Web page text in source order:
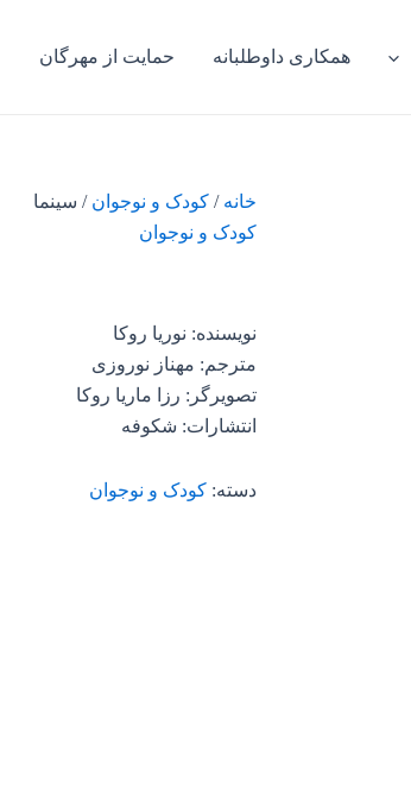
همکاری داوطلبانه حمایت از مهرگان
خانه / کودک و نوجوان / سینما
کودک و نوجوان
نویسنده: نوریا روکا
مترجم: مهناز نوروزی
تصویرگر: رزا ماریا روکا
انتشارات: شکوفه
دسته: کودک و نوجوان